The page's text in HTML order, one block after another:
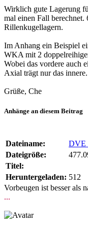
Wirklich gute Lagerung
mal einen Fall
Rillenkugellagern.
Im Anhang ein Beispiel
WKA mit 2
Wobei das vordere auch
Axial trägt nur das innere.
Grüße, Che
Anhänge an diesem Beitrag
Dateiname:
Dateigröße:
Titel:
Heruntergeladen: 512
Vorbeugen ist besser als
...